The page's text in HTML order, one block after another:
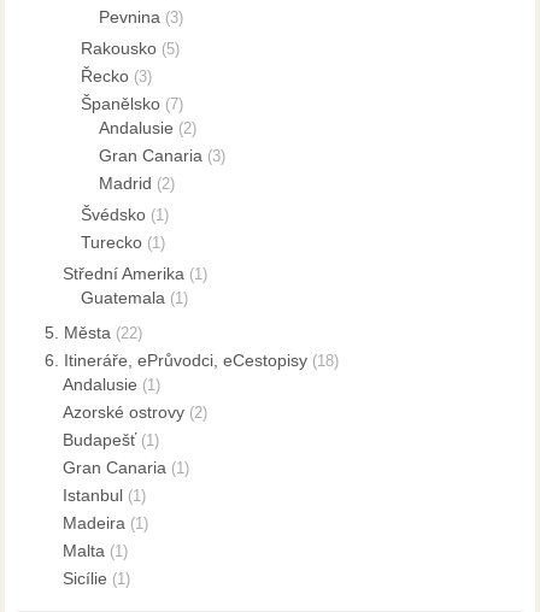
Pevnina (3)
Rakousko (5)
Řecko (3)
Španělsko (7)
Andalusie (2)
Gran Canaria (3)
Madrid (2)
Švédsko (1)
Turecko (1)
Střední Amerika (1)
Guatemala (1)
5. Města (22)
6. Itineráře, ePrůvodci, eCestopisy (18)
Andalusie (1)
Azorské ostrovy (2)
Budapešť(1)
Gran Canaria (1)
Istanbul (1)
Madeira (1)
Malta (1)
Sicílie (1)